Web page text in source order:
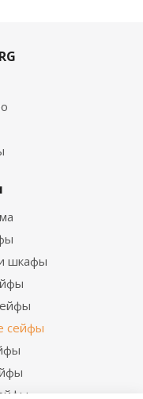
шкафы
сейфы